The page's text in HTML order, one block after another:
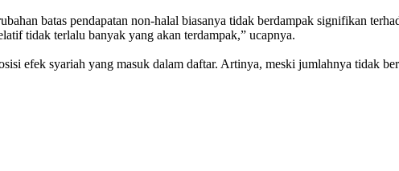
batas pendapatan non-halal biasanya tidak berdampak signifikan
tidak terlalu banyak yang akan terdampak,” ucapnya.
efek syariah yang masuk dalam daftar. Artinya, meski jumlahnya tidak